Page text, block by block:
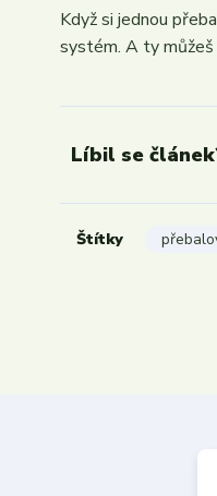
Když si jednou
systém. A ty
Líbil se
Štítky